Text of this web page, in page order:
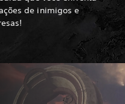
de inimigos e